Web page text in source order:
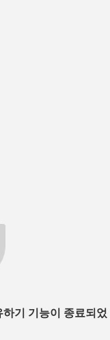
기 기능이 종료되었